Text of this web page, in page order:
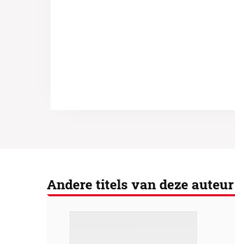
Andere titels van deze auteur